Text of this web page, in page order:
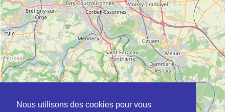
Nous utilisons des cookies pour vous